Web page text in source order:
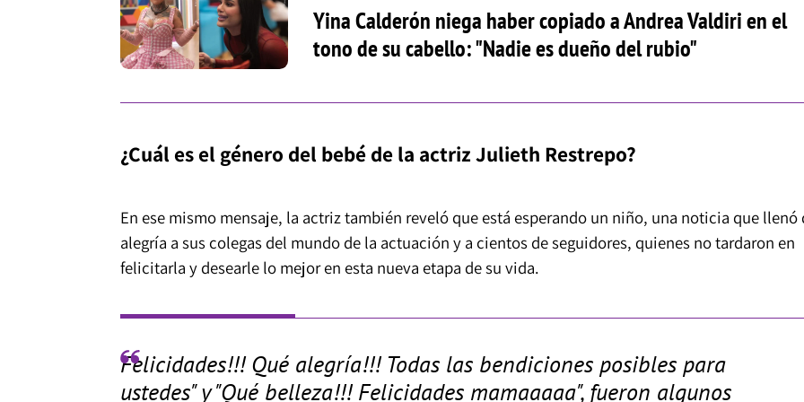
Yina Calderón niega haber copiado a Andrea Valdiri en el
tono de su cabello: "Nadie es dueño del rubio"
¿Cuál es el género del bebé de la actriz Julieth Restrepo?
En ese mismo mensaje, la actriz también reveló que está esperando un niño, una noticia que llenó
alegría a sus colegas del mundo de la actuación y a cientos de seguidores, quienes no tardaron en
felicitarla y desearle lo mejor en esta nueva etapa de su vida.
Felicidades!!! Qué alegría!!! Todas las bendiciones posibles para
ustedes" y "Qué belleza!!! Felicidades mamaaaaa", fueron algunos